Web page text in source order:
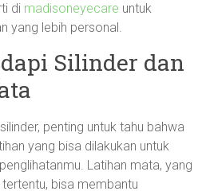
di madisoneyecare untuk
yang lebih personal.
Silinder dan
penting untuk tahu bahwa
yang bisa dilakukan untuk
Latihan mata, yang
bisa membantu